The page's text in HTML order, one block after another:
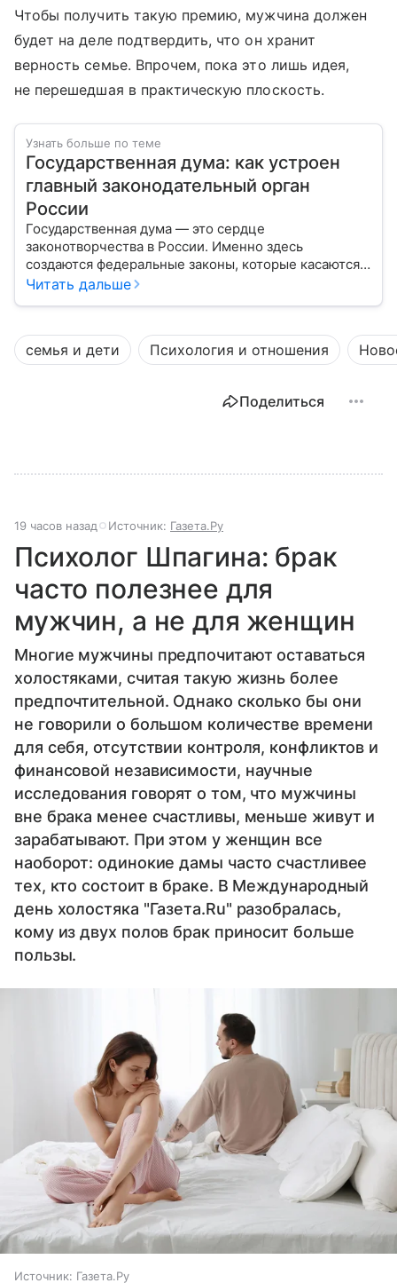
Чтобы получить такую премию, мужчина должен
будет на деле подтвердить, что он хранит
верность семье. Впрочем, пока это лишь идея,
не перешедшая в практическую плоскость.
Узнать больше по теме
Государственная дума: как устроен
главный законодательный орган
России
Государственная дума — это сердце
законотворчества в России. Именно здесь
создаются федеральные законы, которые касаются
жизни каждого гражданина: от образования и
Читать дальше
семья и дети Психология и отношения
Поделиться
19 часов назад Источник: Газета.Ру
Психолог Шпагина: брак
часто полезнее для
мужчин, а не для женщин
Многие мужчины предпочитают оставаться
холостяками, считая такую жизнь более
предпочтительной. Однако сколько бы они
не говорили о большом количестве времени
для себя, отсутствии контроля, конфликтов и
финансовой независимости, научные
исследования говорят о том, что мужчины
вне брака менее счастливы, меньше живут и
зарабатывают. При этом у женщин все
наоборот: одинокие дамы часто счастливее
тех, кто состоит в браке. В Международный
день холостяка "Газета.Ru" разобралась,
кому из двух полов брак приносит больше
пользы.
Источник: Газета.Ру